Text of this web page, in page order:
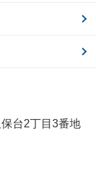
台2丁目3番地